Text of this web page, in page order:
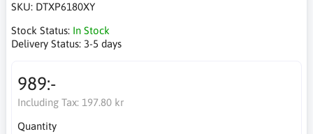
SKU: DTXP6180XY
Stock Status: In Stock
Delivery Status: 3-5 days
989:-
Including Tax: 197.80 kr
Quantity